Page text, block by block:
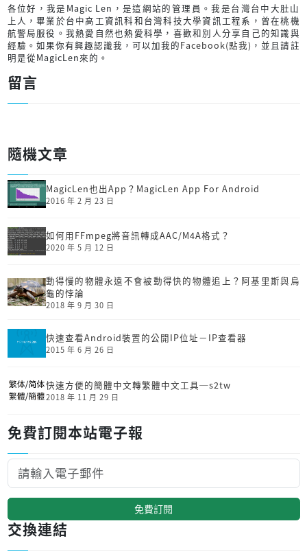
各位好，我是Magic Len，是這網站的管理員。我是台灣台中大肚山
上人，畢業於台中高工資訊科和台灣科技大學資訊工程系，曾在桃機
航警局服役。我熱愛自然也熱愛科學，喜歡和別人分享自己的知識與
經驗。如果你有興趣認識我，可以加我的Facebook(點我) ，並且請註
明是從MagicLen來的。
留言
隨機文章
MagicLen也出App？MagicLen App For Android
2016 年 2 月 23 日
如何用FFmpeg將音訊轉成AAC/M4A格式？
2020 年 5 月 12 日
動得慢的物體永遠不會被動得快的物體追上？阿基里斯與烏
龜的悖論
2018 年 9 月 30 日
快速查看Android裝置的公開IP位址－IP查看器
2015 年 6 月 26 日
快速方便的簡體中文轉繁體中文工具─s2tw
2018 年 11 月 29 日
免費訂閱本站電子報
免費訂閱
交換連結